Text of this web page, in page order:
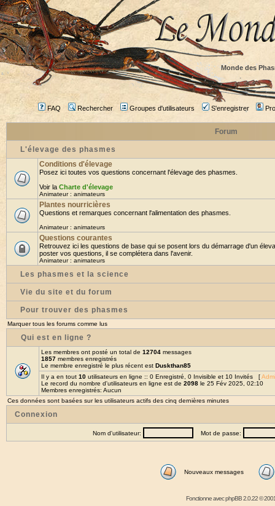
Monde des
FAQ Rechercher Groupes d'utilisateurs S'enregistrer
Forum
L'élevage des phasmes
Conditions d'élevage
Posez ici toutes vos questions concernant l'élevage des phasmes.
Voir la Charte d'élevage
Animateur : animateurs
Plantes nourricières
Questions et remarques concernant l'alimentation des phasmes.
Animateur : animateurs
Questions courantes
Retrouvez ici les questions de base qui se posent lors du démarrage d'un
poster vos questions, il se complétera dans l'avenir.
Animateur : animateurs
Les phasmes et la science
Vie du site et du forum
Pour trouver des phasmes
Marquer tous les forums comme lus
Qui est en ligne ?
Les membres ont posté un total de 12704 messages
1857 membres enregistrés
Le membre enregistré le plus récent est Duskthan85
Il y a en tout 10 utilisateurs en ligne :: 0 Enregistré, 0 Invisible et 10 Invités [
Le record du nombre d'utilisateurs en ligne est de 2098 le 25 Fév 2025, 02:10
Membres enregistrés: Aucun
Ces données sont basées sur les utilisateurs actifs des cinq dernières minutes
Connexion
Nom d'utilisateur: Mot de passe:
Nouveaux messages
Fonctionne avecphpBB2.0.22 ©